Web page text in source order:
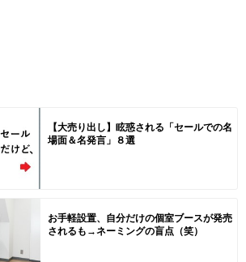
【大売り出し】眩惑される「セールでの名
場面＆名発言」８選
お手軽設置、自分だけの個室ブースが発売
されるも→ネーミングの盲点（笑）